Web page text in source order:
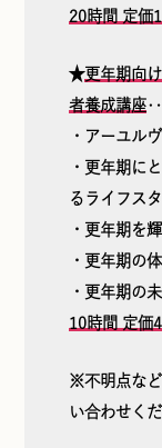
20時間 定価
★更年期向
者養成講座
・アーユル
・更年期に
るライフス
・更年期を
・更年期の
・更年期の
10時間 定価
※不明点など
い合わせくだ